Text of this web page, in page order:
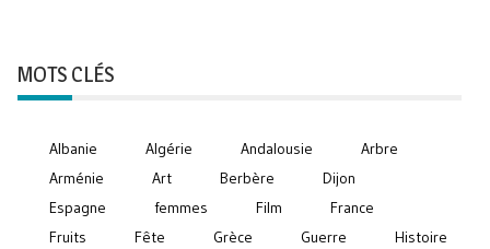
MOTS CLÉS
Albanie Algérie Andalousie
Arbre
Arménie
Art Berbère
Dijon
Espagne
femmes Film
France
Fruits
Fête Grèce Guerre Histoire